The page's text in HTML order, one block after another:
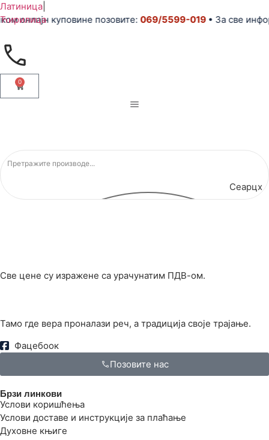
Латиница
Ћирилица
онлајн куповине позовите:069/5599-019• За све
0
Сеарцх
Све цене су изражене са урачунатим ПДВ-ом.
Тамо где вера проналази реч, а традиција своје трајање.
Фацебоок
Позовите нас
Брзи линкови
Услови коришћења
Услови доставе и инструкције за плаћање
Духовне књиге